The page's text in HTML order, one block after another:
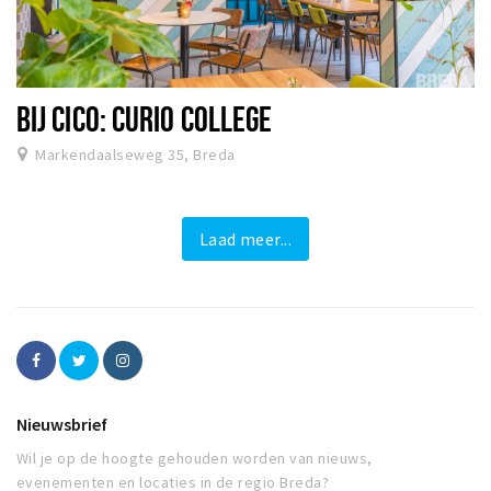
BIJ CICO: CURIO COLLEGE
Markendaalseweg 35, Breda
Laad meer...
Nieuwsbrief
Wil je op de hoogte gehouden worden van nieuws,
evenementen en locaties in de regio Breda?